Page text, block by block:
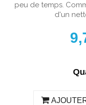
peu de temps.
d'un